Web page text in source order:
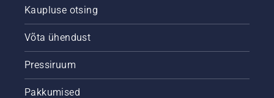
Kaupluse otsing
Võta ühendust
Pressiruum
Pakkumised